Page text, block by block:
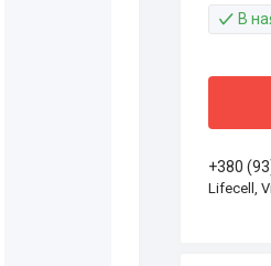
В
+380
Lifecell,